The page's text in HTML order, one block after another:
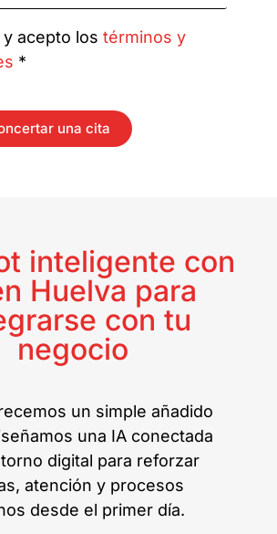
y acepto los términos y
*
una cita
inteligente con
Huelva para
con tu
negocio
un simple añadido
una IA conectada
digital para reforzar
atención y procesos
desde el primer día.